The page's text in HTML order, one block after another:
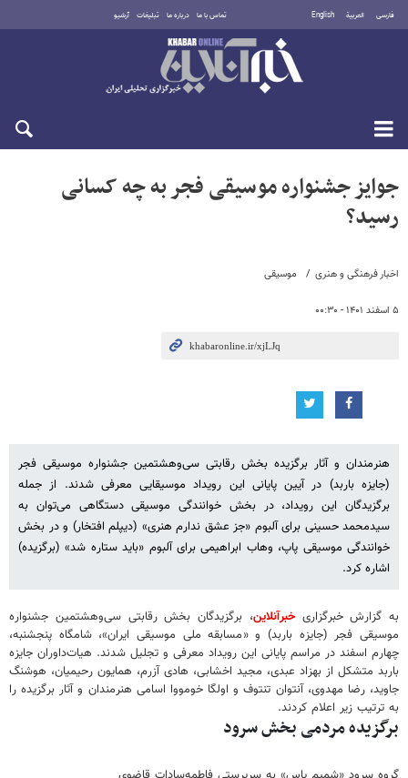
فارسی العربية English تماس با ما درباره ما تبلیغات آرشیو
جمعه ۱۶ مرداد ۱۴۰۵
اخبار فرهنگی و هنری موسیقی
۵ اسفند ۱۴۰۱ - ۰۰:۳۰
جوایز جشنواره موسیقی فجر به چه کسانی
رسید؟
هنرمندان و آثار برگزیده بخش رقابتی سی‌وهشتمین جشنواره موسیقی فجر
(جایزه باربد) در آیین پایانی این رویداد موسیقایی معرفی شدند. از جمله
برگزیدگان این رویداد، در بخش خوانندگی موسیقی دستگاهی می‌توان به
سیدمحمد حسینی برای آلبوم «جز عشق ندارم هنری» (دیپلم افتخار) و در بخش
خوانندگی موسیقی پاپ، وهاب ابراهیمی برای آلبوم «باید ستاره شد» (برگزیده)
اشاره کرد.
به گزارش خبرگزاریخبرآنلاین، برگزیدگان بخش رقابتی سی‌وهشتمین جشنواره
موسیقی فجر (جایزه باربد) و «مسابقه ملی موسیقی ایران»، شامگاه پنجشنبه،
چهارم اسفند در مراسم پایانی این رویداد معرفی و تجلیل شدند. هیات‌داوران جایزه
باربد متشکل از بهزاد عبدی، مجید اخشابی، هادی آزرم، همایون رحیمیان، هوشنگ
جاوید، رضا مهدوی، آنتوان تنتوف و اولگا خومووا اسامی هنرمندان و آثار برگزیده را
به ترتیب زیر اعلام کردند.
برگزیده مردمی بخش سرود